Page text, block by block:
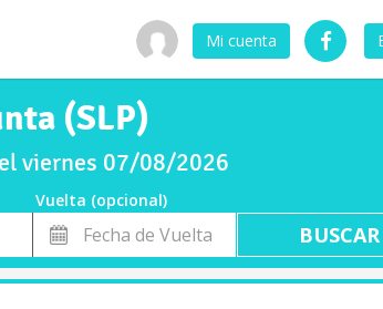
Mi cuenta
(SLP)
viernes 07/08/2026
Vuelta (opcional)
Fecha
de
Vuelta